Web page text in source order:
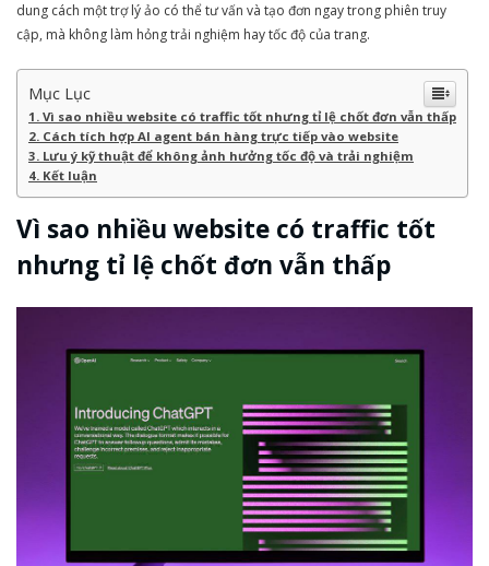
dung cách một trợ lý ảo có thể tư vấn và tạo đơn ngay trong phiên truy
cập, mà không làm hỏng trải nghiệm hay tốc độ của trang.
Mục Lục
Vì sao nhiều website có traffic tốt nhưng tỉ lệ chốt đơn vẫn thấp
Cách tích hợp AI agent bán hàng trực tiếp vào website
Lưu ý kỹ thuật để không ảnh hưởng tốc độ và trải nghiệm
Kết luận
Vì sao nhiều website có traffic tốt
nhưng tỉ lệ chốt đơn vẫn thấp